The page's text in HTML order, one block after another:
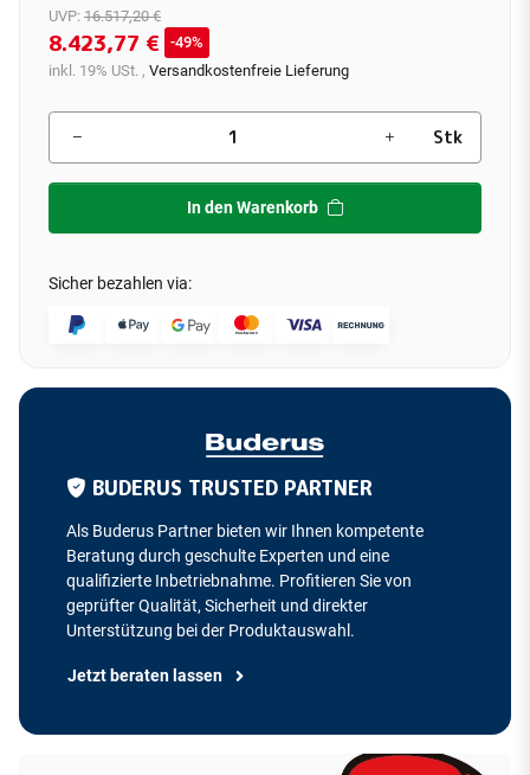
UVP: 16.517,20 €
8.423,77 €
49%
inkl. 19% USt. , Versandkostenfreie Lieferung
Stk
In den Warenkorb
Sicher bezahlen via:
BUDERUS TRUSTED PARTNER
Als Buderus Partner bieten wir Ihnen kompetente
Beratung durch geschulte Experten und eine
qualifizierte Inbetriebnahme. Profitieren Sie von
geprüfter Qualität, Sicherheit und direkter
Unterstützung bei der Produktauswahl.
Jetzt beraten lassen